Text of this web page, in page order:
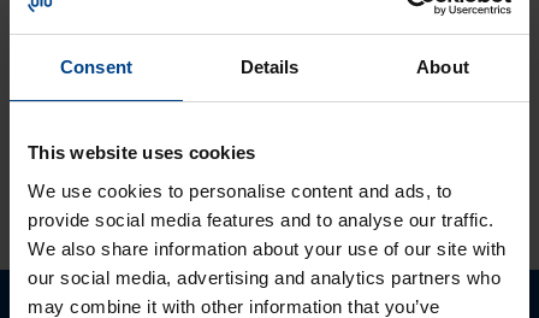
Consent Details About
This website uses cookies
We use cookies to personalise content and ads, to
provide social media features and to analyse our traffic.
We also share information about your use of our site with
our social media, advertising and analytics partners who
may combine it with other information that you’ve
tuotteet jo lähes
30 vuotta
KATSO LISÄÄ ARTIKKELEITA